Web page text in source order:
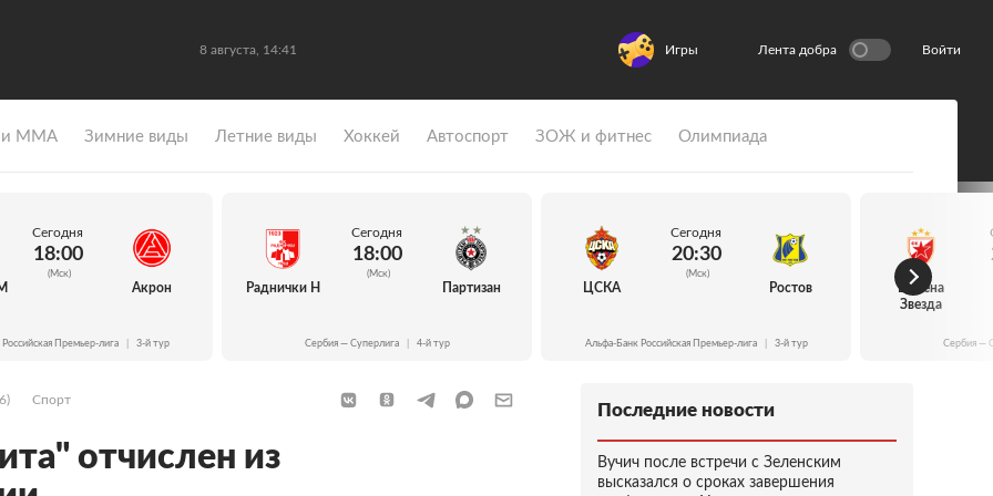
8 августа, 14:41 Игры Лента добра Войти
и ММА Зимние виды Летние виды Хоккей Автоспорт ЗОЖ и фитнес Олимпиада
Сегодня
18:00
(Мск)
Акрон
Премьер-лига 3-й тур
Раднички Н
Сегодня
18:00
(Мск)
Партизан
Сербия — Суперлига 4-й тур
ЦСКА
Сегодня
20:30
(Мск)
Ростов
Альфа-Банк Российская Премьер-лига 3-й тур
Црвена
Звезда
Сербия —
Спорт
отчислен из
Последние новости
Вучич после встречи с Зеленским
высказался о сроках завершения